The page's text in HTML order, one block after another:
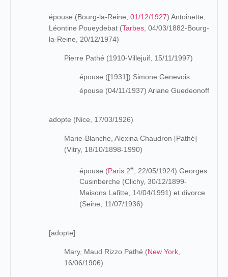
épouse (Bourg-la-Reine, 01/12/1927) Antoinette,
Léontine Poueydebat (Tarbes , 04/03/1882-Bourg-
la-Reine, 20/12/1974)
Pierre Pathé (1910-Villejuif, 15/11/1997)
épouse ([1931]) Simone Genevois
épouse (04/11/1937) Ariane Guedeonoff
adopte (Nice, 17/03/1926)
Marie-Blanche, Alexina Chaudron [Pathé]
(Vitry, 18/10/1898-1990)
épouse (Paris 2e
, 22/05/1924) Georges
Cusinberche (Clichy, 30/12/1899-
Maisons Lafitte, 14/04/1991) et divorce
(Seine, 11/07/1936)
[adopte]
Mary, Maud Rizzo Pathé (New York
16/06/1906)